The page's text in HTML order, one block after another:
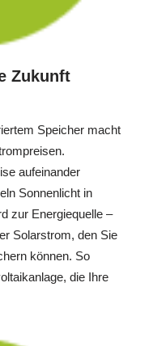
Zukunft
Speicher macht
aufeinander
Sonnenlicht in
zur Energiequelle –
Solarstrom, den Sie
können. So
die Ihre